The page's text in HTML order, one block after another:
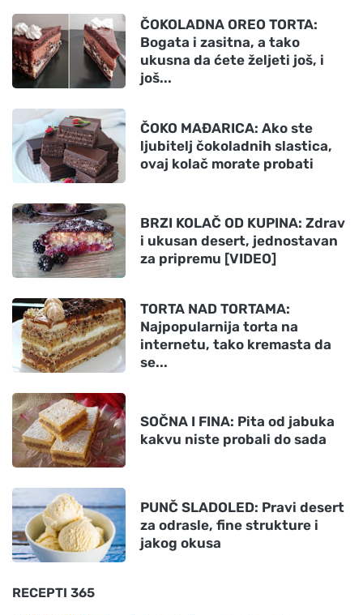
ČOKOLADNA OREO TORTA:
Bogata i zasitna, a tako
ukusna da ćete željeti još, i
još...
ČOKO MAĐARICA: Ako ste
ljubitelj čokoladnih slastica,
ovaj kolač morate probati
BRZI KOLAČ OD KUPINA: Zdrav
i ukusan desert, jednostavan
za pripremu [VIDEO]
TORTA NAD TORTAMA:
Najpopularnija torta na
internetu, tako kremasta da
se...
SOČNA I FINA: Pita od jabuka
kakvu niste probali do sada
PUNČ SLADOLED: Pravi desert
za odrasle, fine strukture i
jakog okusa
RECEPTI 365